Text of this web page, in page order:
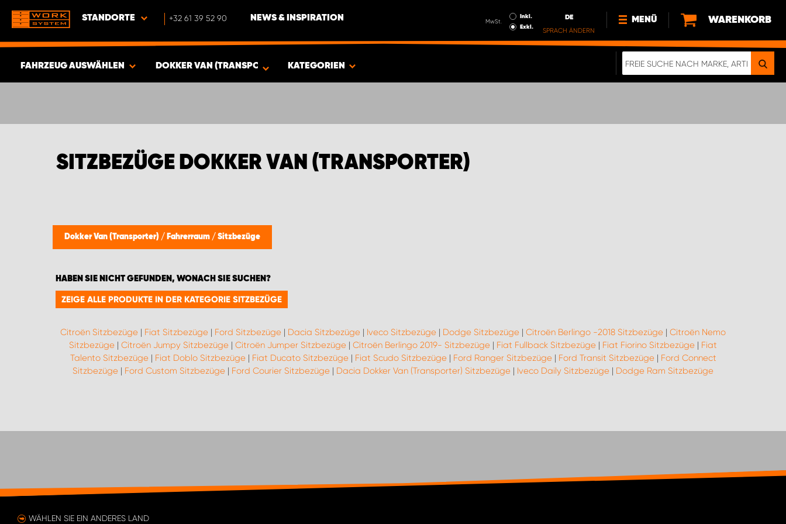
STANDORTE +32 61 39 52 90 NEWS & INSPIRATION MwSt.
Inkl.
Exkl.
DE
SPRACH ÄNDERN
MENÜ
NEWS
WARENKORB
FAHRZEUG AUSWÄHLEN
ARTIKEL
DOKKER VAN (TRANSPORTER) KATEGORIEN
SITZBEZÜGE DOKKER VAN (TRANSPORTER)
Dokker Van (Transporter) / Fahrerraum / Sitzbezüge
HABEN SIE NICHT GEFUNDEN, WONACH SIE SUCHEN?
ZEIGE ALLE PRODUKTE IN DER KATEGORIE SITZBEZÜGE
Citroën Sitzbezüge | Fiat Sitzbezüge | Ford Sitzbezüge | Dacia Sitzbezüge | Iveco Sitzbezüge | Dodge Sitzbezüge | Citroën Berlingo -2018 Sitzbezüge | Citroën Nemo
Sitzbezüge | Citroën Jumpy Sitzbezüge | Citroën Jumper Sitzbezüge | Citroën Berlingo 2019- Sitzbezüge | Fiat Fullback Sitzbezüge | Fiat Fiorino Sitzbezüge | Fiat
Talento Sitzbezüge| Fiat Doblo Sitzbezüge| Fiat Ducato Sitzbezüge| Fiat Scudo Sitzbezüge| Ford Ranger Sitzbezüge| Ford Transit Sitzbezüge| Ford Connect
Sitzbezüge | Ford Custom Sitzbezüge | Ford Courier Sitzbezüge | Dacia Dokker Van (Transporter) Sitzbezüge | Iveco Daily Sitzbezüge | Dodge Ram Sitzbezüge
WÄHLEN SIE EIN ANDERES LAND